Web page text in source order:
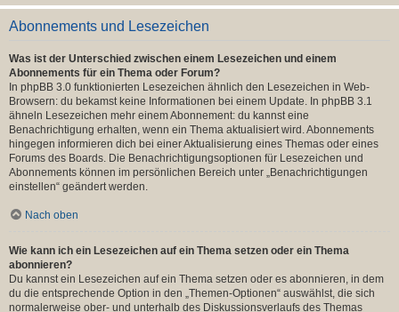
Abonnements und Lesezeichen
Was ist der Unterschied zwischen einem Lesezeichen und einem
Abonnements für ein Thema oder Forum?
In phpBB 3.0 funktionierten Lesezeichen ähnlich den Lesezeichen in Web-
Browsern: du bekamst keine Informationen bei einem Update. In phpBB 3.1
ähneln Lesezeichen mehr einem Abonnement: du kannst eine
Benachrichtigung erhalten, wenn ein Thema aktualisiert wird. Abonnements
hingegen informieren dich bei einer Aktualisierung eines Themas oder eines
Forums des Boards. Die Benachrichtigungsoptionen für Lesezeichen und
Abonnements können im persönlichen Bereich unter „Benachrichtigungen
einstellen“ geändert werden.
Nach oben
Wie kann ich ein Lesezeichen auf ein Thema setzen oder ein Thema
abonnieren?
Du kannst ein Lesezeichen auf ein Thema setzen oder es abonnieren, in dem
du die entsprechende Option in den „Themen-Optionen“ auswählst, die sich
normalerweise ober- und unterhalb des Diskussionsverlaufs des Themas